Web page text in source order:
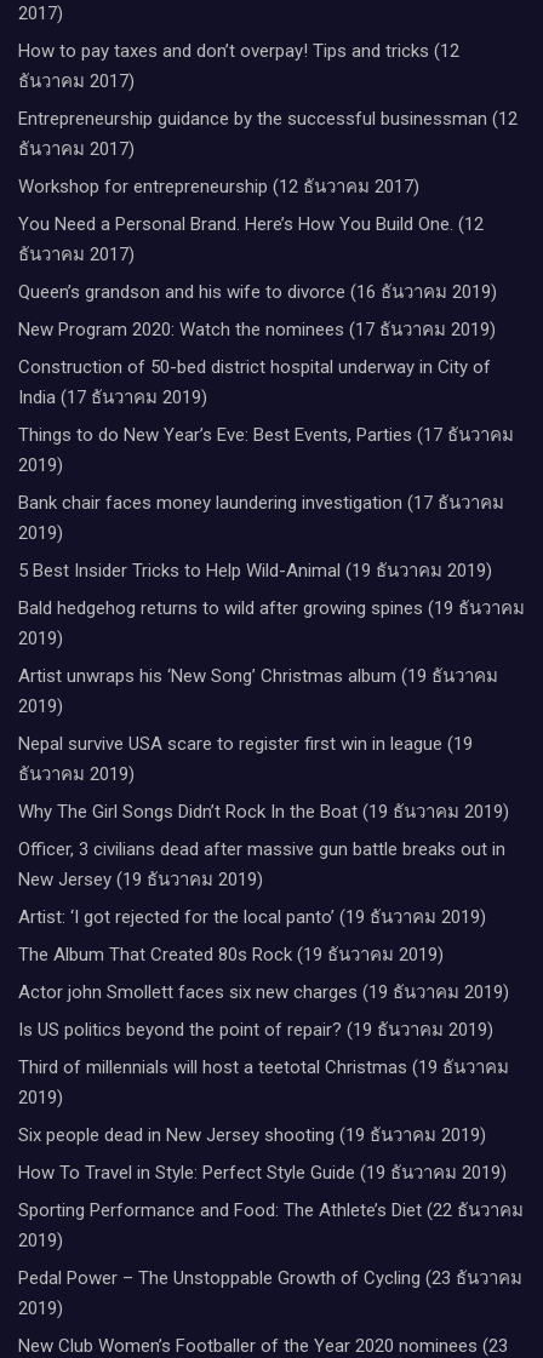
2017)
How to pay taxes and don’t overpay! Tips and tricks (12
ธันวาคม 2017)
Entrepreneurship guidance by the successful businessman (12
ธันวาคม 2017)
Workshop for entrepreneurship (12 ธันวาคม 2017)
You Need a Personal Brand. Here’s How You Build One. (12
ธันวาคม 2017)
Queen’s grandson and his wife to divorce (16 ธันวาคม 2019)
New Program 2020: Watch the nominees (17 ธันวาคม 2019)
Construction of 50-bed district hospital underway in City of
India (17 ธันวาคม 2019)
Things to do New Year’s Eve: Best Events, Parties (17 ธันวาคม
2019)
Bank chair faces money laundering investigation (17 ธันวาคม
2019)
5 Best Insider Tricks to Help Wild-Animal (19 ธันวาคม 2019)
Bald hedgehog returns to wild after growing spines (19 ธันวาคม
2019)
Artist unwraps his ‘New Song’ Christmas album (19 ธันวาคม
2019)
Nepal survive USA scare to register first win in league (19
ธันวาคม 2019)
Why The Girl Songs Didn’t Rock In the Boat (19 ธันวาคม 2019)
Officer, 3 civilians dead after massive gun battle breaks out in
New Jersey (19 ธันวาคม 2019)
Artist: ‘I got rejected for the local panto’ (19 ธันวาคม 2019)
The Album That Created 80s Rock (19 ธันวาคม 2019)
Actor john Smollett faces six new charges (19 ธันวาคม 2019)
Is US politics beyond the point of repair? (19 ธันวาคม 2019)
Third of millennials will host a teetotal Christmas (19 ธันวาคม
2019)
Six people dead in New Jersey shooting (19 ธันวาคม 2019)
How To Travel in Style: Perfect Style Guide (19 ธันวาคม 2019)
Sporting Performance and Food: The Athlete’s Diet (22 ธันวาคม
2019)
Pedal Power – The Unstoppable Growth of Cycling (23 ธันวาคม
2019)
New Club Women’s Footballer of the Year 2020 nominees (23